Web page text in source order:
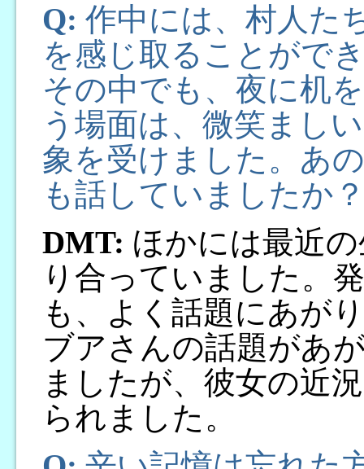
Q: 作中には、村人た
を感じ取ることがで
その中でも、夜に机
う場面は、微笑まし
象を受けました。あ
も話していましたか
DMT: ほかには最近
り合っていました。
も、よく話題にあが
ブアさんの話題があ
ましたが、彼女の近
られました。